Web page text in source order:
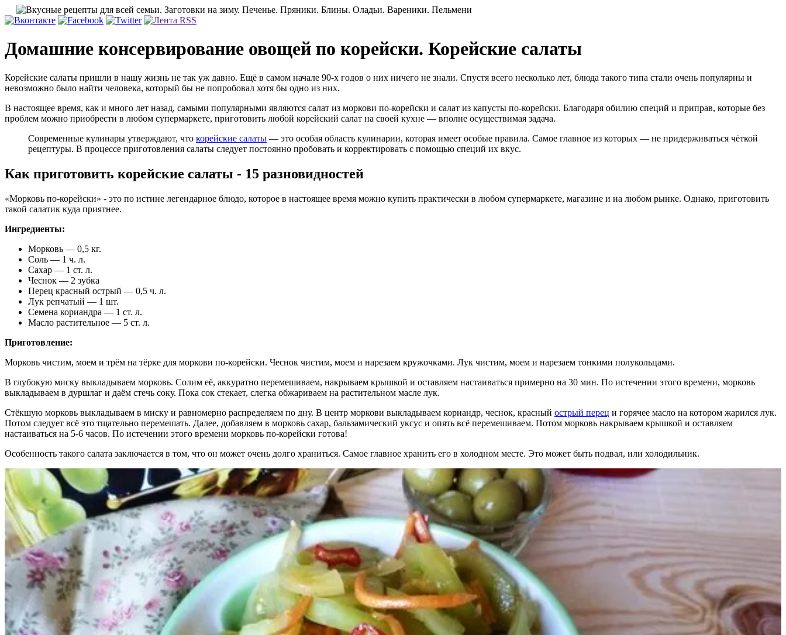
Домашние консервирование овощей по корейски. Корейские салаты
Корейские салаты пришли в нашу жизнь не так уж давно. Ещё в самом начале 90-х годов о них ничего не знали. Спустя всего несколько лет, блюда такого типа стали очень популярны и
невозможно было найти человека, который бы не попробовал хотя бы одно из них.
В настоящее время, как и много лет назад, самыми популярными являются салат из моркови по-корейски и салат из капусты по-корейски. Благодаря обилию специй и приправ, которые без
проблем можно приобрести в любом супермаркете, приготовить любой корейский салат на своей кухне — вполне осуществимая задача.
Современные кулинары утверждают, что корейские салаты — это особая область кулинарии, которая имеет особые правила. Самое главное из которых — не придерживаться чёткой
рецептуры. В процессе приготовления салаты следует постоянно пробовать и корректировать с помощью специй их вкус.
Как приготовить корейские салаты - 15 разновидностей
«Морковь по-корейски» - это по истине легендарное блюдо, которое в настоящее время можно купить практически в любом супермаркете, магазине и на любом рынке. Однако, приготовить
такой салатик куда приятнее.
Ингредиенты:
Морковь — 0,5 кг.
Соль — 1 ч. л.
Сахар — 1 ст. л.
Чеснок — 2 зубка
Перец красный острый — 0,5 ч. л.
Лук репчатый — 1 шт.
Семена кориандра — 1 ст. л.
Масло растительное — 5 ст. л.
Приготовление:
Морковь чистим, моем и трём на тёрке для моркови по-корейски. Чеснок чистим, моем и нарезаем кружочками. Лук чистим, моем и нарезаем тонкими полукольцами.
В глубокую миску выкладываем морковь. Солим её, аккуратно перемешиваем, накрываем крышкой и оставляем настаиваться примерно на 30 мин. По истечении этого времени, морковь
выкладываем в дуршлаг и даём стечь соку. Пока сок стекает, слегка обжариваем на растительном масле лук.
Стёкшую морковь выкладываем в миску и равномерно распределяем по дну. В центр моркови выкладываем кориандр, чеснок, красный острый перец и горячее масло на котором жарился лук.
Потом следует всё это тщательно перемешать. Далее, добавляем в морковь сахар, бальзамический уксус и опять всё перемешиваем. Потом морковь накрываем крышкой и оставляем
настаиваться на 5-6 часов. По истечении этого времени морковь по-корейски готова!
Особенность такого салата заключается в том, что он может очень долго храниться. Самое главное хранить его в холодном месте. Это может быть подвал, или холодильник.